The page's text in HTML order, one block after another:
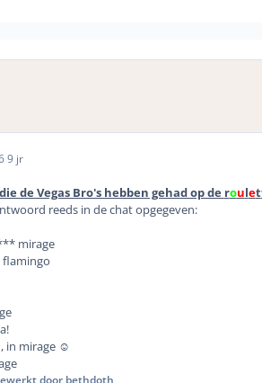
9 jr
de Vegas Bro's hebben gehad op de roulet
reeds in de chat opgegeven:
mirage
flamingo
in mirage ☺️